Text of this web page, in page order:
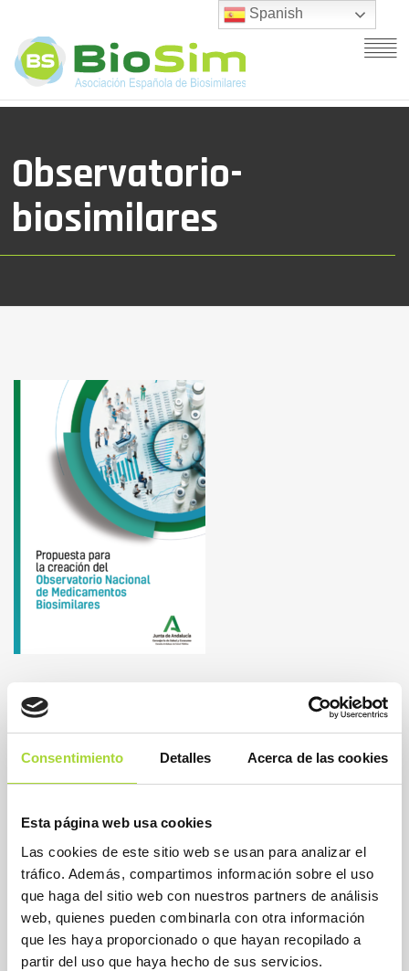
Consentimiento Detalles Acerca de las cookies
Esta página web usa cookies
Las cookies de este sitio web se usan para analizar el
tráfico. Además, compartimos información sobre el uso
que haga del sitio web con nuestros partners de análisis
web, quienes pueden combinarla con otra información
que les haya proporcionado o que hayan recopilado a
partir del uso que haya hecho de sus servicios.
Observatorio-
biosimilares
BioSim
Spanish